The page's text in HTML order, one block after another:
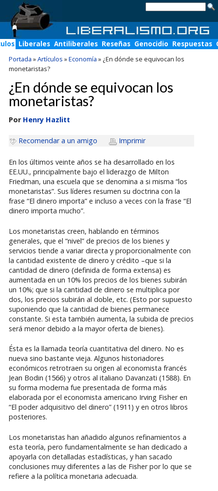
Liberales Antiliberales Reseñas Genocidio Respuestas
Portada »Artículos »Economía » ¿En dónde se equivocan los
monetaristas?
¿En dónde se equivocan los
monetaristas?
Por Henry Hazlitt
Recomendar a un amigo Imprimir
En los últimos veinte años se ha desarrollado en los
EE.UU., principalmente bajo el liderazgo de Milton
Friedman, una escuela que se denomina a si misma “los
monetaristas”. Sus líderes resumen su doctrina con la
frase “El dinero importa” e incluso a veces con la frase “El
dinero importa mucho”.
Los monetaristas creen, hablando en términos
generales, que el “nivel” de precios de los bienes y
servicios tiende a variar directa y proporcionalmente con
la cantidad existente de dinero y crédito –que si la
cantidad de dinero (definida de forma extensa) es
aumentada en un 10% los precios de los bienes subirán
un 10%; que si la cantidad de dinero se multiplica por
dos, los precios subirán al doble, etc. (Esto por supuesto
suponiendo que la cantidad de bienes permanece
constante. Si esta también aumenta, la subida de precios
será menor debido a la mayor oferta de bienes).
Ésta es la llamada teoría cuantitativa del dinero. No es
nueva sino bastante vieja. Algunos historiadores
económicos retrotraen su origen al economista francés
Jean Bodin (1566) y otros al italiano Davanzati (1588). En
su forma moderna fue presentada de forma más
elaborada por el economista americano Irving Fisher en
“El poder adquisitivo del dinero” (1911) y en otros libros
posteriores.
Los monetaristas han añadido algunos refinamientos a
esta teoría, pero fundamentalmente se han dedicado a
apoyarla con detalladas estadísticas, y han sacado
conclusiones muy diferentes a las de Fisher por lo que se
refiere a la política monetaria adecuada.